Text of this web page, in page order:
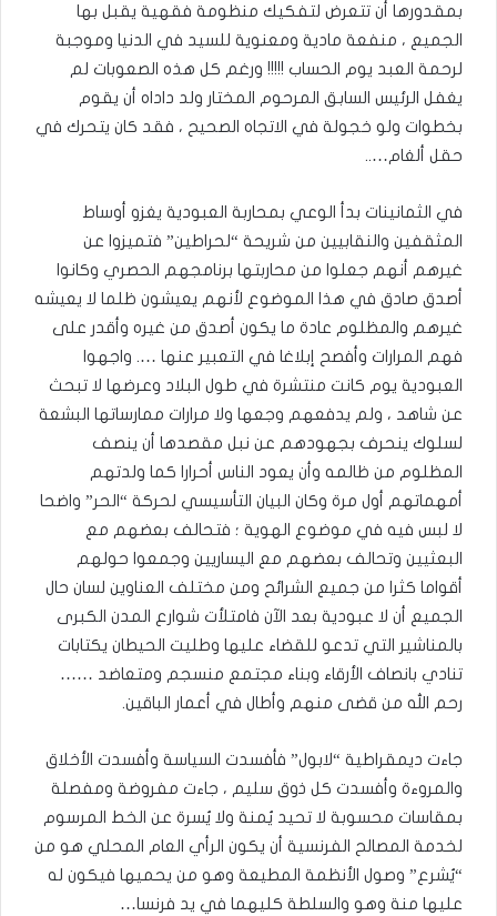
بمقدورها أن تتعرض لتفكيك منظومة فقهية يقبل بها
الجميع ، منفعة مادية ومعنوية للسيد في الدنيا وموجبة
لرحمة العبد يوم الحساب !!!!! ورغم كل هذه الصعوبات لم
يغفل الرئيس السابق المرحوم المختار ولد داداه أن يقوم
بخطوات ولو خجولة في الاتجاه الصحيح ، فقد كان يتحرك في
حقل ألغام…..
في الثمانينات بدأ الوعي بمحاربة العبودية يغزو أوساط
المثقفين والنقابيين من شريحة “لحراطين” فتميزوا عن
غيرهم أنهم جعلوا من محاربتها برنامجهم الحصري وكانوا
أصدق صادق في هذا الموضوع لأنهم يعيشون ظلما لا يعيشه
غيرهم والمظلوم عادة ما يكون أصدق من غيره وأقدر على
فهم المرارات وأفصح إبلاغا في التعبير عنها …. واجهوا
العبودية يوم كانت منتشرة في طول البلاد وعرضها لا تبحث
عن شاهد ، ولم يدفعهم وجعها ولا مرارات ممارساتها البشعة
لسلوك ينحرف بجهودهم عن نبل مقصدها أن ينصف
المظلوم من ظالمه وأن يعود الناس أحرارا كما ولدتهم
أمهماتهم أول مرة وكان البيان التأسيسي لحركة “الحر” واضحا
لا لبس فيه في موضوع الهوية ؛ فتحالف بعضهم مع
البعثيين وتحالف بعضهم مع اليساريين وجمعوا حولهم
أقواما كثرا من جميع الشرائح ومن مختلف العناوين لسان حال
الجميع أن لا عبودية بعد الآن فامتلأت شوارع المدن الكبرى
بالمناشير التي تدعو للقضاء عليها وطليت الحيطان يكتابات
تنادي بانصاف الأرقاء وبناء مجتمع منسجم ومتعاضد ……
رحم الله من قضى منهم وأطال في أعمار الباقين.
جاءت ديمقراطية “لابول” فأفسدت السياسة وأفسدت الأخلاق
والمروءة وأفسدت كل ذوق سليم ، جاءت مفروضة ومفصلة
بمقاسات محسوبة لا تحيد يُمنة ولا يُسرة عن الخط المرسوم
لخدمة المصالح الفرنسية أن يكون الرأي العام المحلي هو من
“يُشرع” وصول الأنظمة المطيعة وهو من يحميها فيكون له
عليها منة وهو والسلطة كليهما في يد فرنسا…